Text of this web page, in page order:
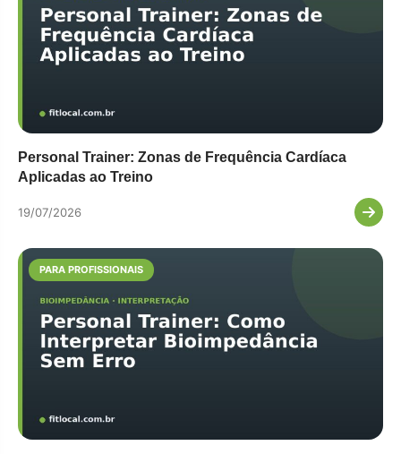
Personal Trainer: Zonas de Frequência Cardíaca
Aplicadas ao Treino
19/07/2026
PARA PROFISSIONAIS